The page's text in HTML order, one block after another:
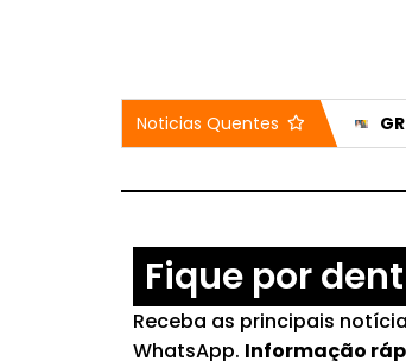
Noticias Quentes CASA DO IDOSO RECEBE DOIS VEÍCULOS NOVOS APÓS EMENDA DE 200 MIL REAIS
Fique por
Receba as principais
WhatsApp. Informação